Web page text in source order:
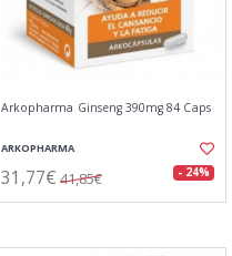
Arkopharma Ginseng 390mg 84 Caps
ARKOPHARMA
31,77€ 41,85€ - 24%